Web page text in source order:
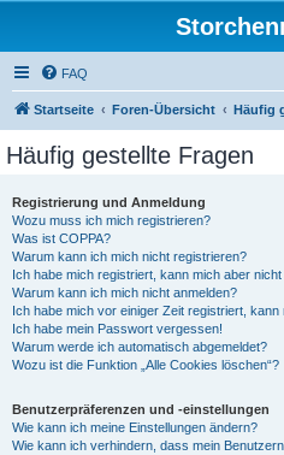
FAQ
Startseite Foren-Übersicht Häufig
Häufig gestellte Fragen
Registrierung und Anmeldung
Wozu muss ich mich registrieren?
Was ist COPPA?
Warum kann ich mich nicht registrieren?
Ich habe mich registriert, kann mich aber nicht
Warum kann ich mich nicht anmelden?
Ich habe mich vor einiger Zeit registriert,
Ich habe mein Passwort vergessen!
Warum werde ich automatisch abgemeldet?
Wozu ist die Funktion „Alle Cookies löschen“?
Benutzerpräferenzen und -einstellungen
Wie kann ich meine Einstellungen ändern?
Wie kann ich verhindern, dass mein